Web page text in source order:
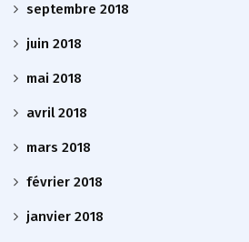
septembre 2018
juin 2018
mai 2018
avril 2018
mars 2018
février 2018
janvier 2018